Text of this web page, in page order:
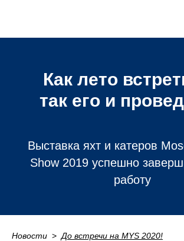
Как лето
так его и
Выставка яхт и катеров
Show 2019 успешно
работу
Новости > До встречи на MYS 2020!